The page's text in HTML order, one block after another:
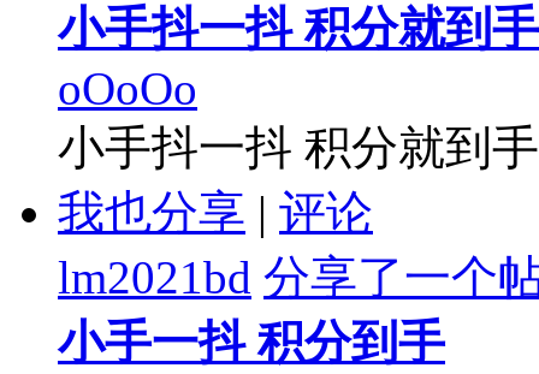
小手抖一抖 积分就到手
oOoOo
小手抖一抖 积分就到手
我也分享 | 评论
lm2021bd 分享了一个
小手一抖 积分到手